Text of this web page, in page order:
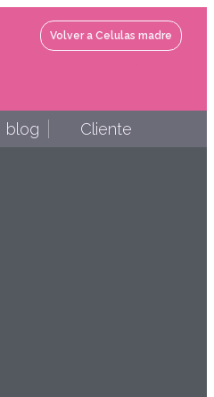
Volver a Celulas madre
blog Cliente